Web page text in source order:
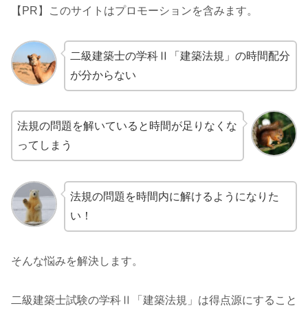
【PR】このサイトはプロモーションを含みます。
二級建築士の学科Ⅱ「建築法規」の時間配分
が分からない
法規の問題を解いていると時間が足りなくな
ってしまう
法規の問題を時間内に解けるようになりた
い！
そんな悩みを解決します。
二級建築士試験の学科Ⅱ「建築法規」は得点源にすること